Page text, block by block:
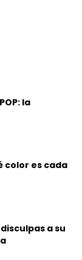
la
color es cada
a su